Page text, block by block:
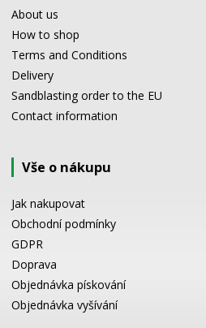
About us
How to shop
Terms and Conditions
Delivery
Sandblasting order to the EU
Contact information
Vše o nákupu
Jak nakupovat
Obchodní podmínky
GDPR
Doprava
Objednávka pískování
Objednávka vyšívání